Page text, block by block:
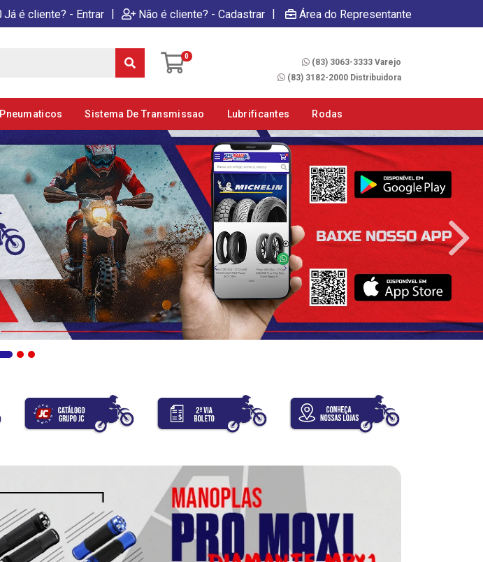
Já é cliente? - Entrar | Não é cliente? - Cadastrar | Área do Representante
0
(83) 3063-3333 Varejo
(83) 3182-2000 Distribuidora
Pneumaticos Sistema De Transmissao Lubrificantes Rodas